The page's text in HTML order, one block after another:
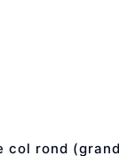
col rond